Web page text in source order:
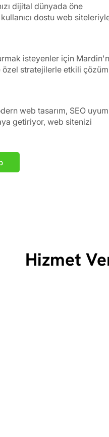
dijital dünyada öne
dostu web
isteyenler için
özel stratejilerle etkili
web tasarım, SEO
getiriyor, web sitenizi
Hizmet